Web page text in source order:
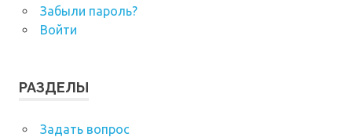
Забыли пароль?
Войти
РАЗДЕЛЫ
Задать вопрос